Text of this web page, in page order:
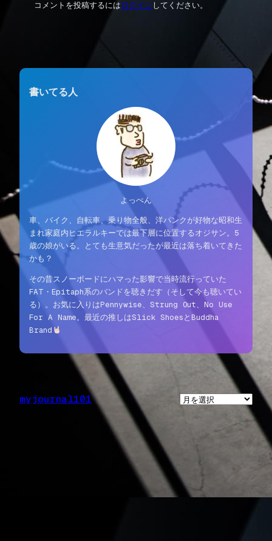
コメントを投稿するには ログイン してください。
書いてる人
よっぺん
車、バイク、自転車、乗り物全般、洋パンクが好物な昭和生
まれ家庭内ヒエラルキーでは最下層に位置するオジサン。5
歳の娘がいる。とても生意気だったが最近は落ち着いてきた
かも？
その昔スノーボードにハマった影響で当時流行っていた
FAT・Epitaph系のバンドを聴きだす（そして今も聴いてい
る）。お気に入りはPennywise、Strung Out、No Use
For A Name。最近の推しはSlick ShoesとBuddha
Brand
myjournal101
ア